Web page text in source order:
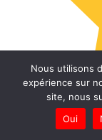
Nous utilisons
expérience sur
site, nous
Oui